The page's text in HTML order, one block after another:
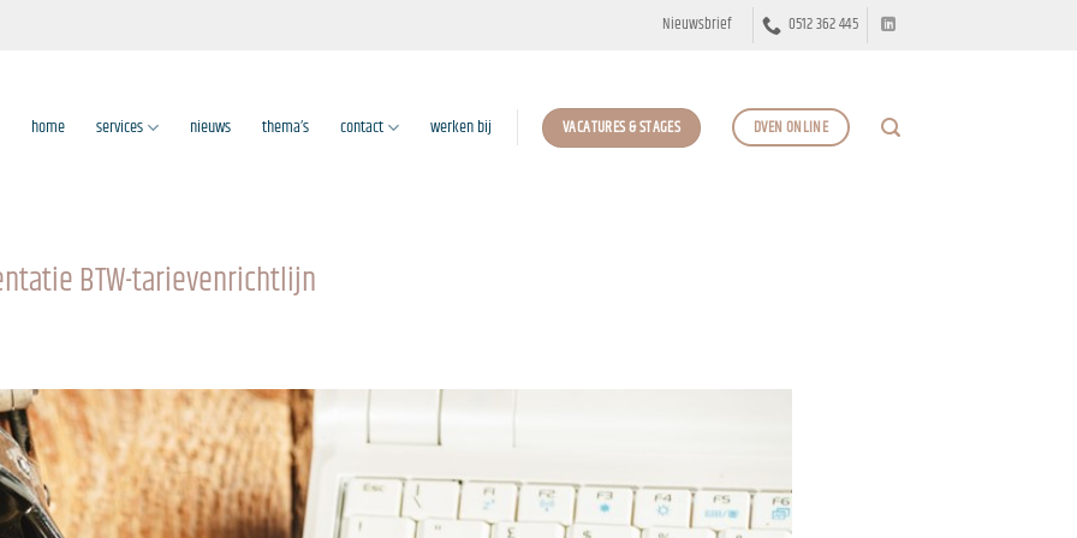
Nieuwsbrief 0512 362 445
home services nieuws thema’s contact werken bij VACATURES & STAGES DVEN ONLINE
BTW-tarievenrichtlijn